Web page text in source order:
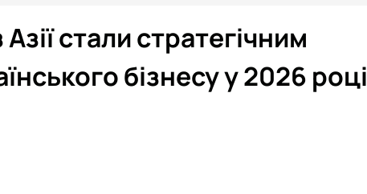
стали стратегічним
бізнесу у 2026 році